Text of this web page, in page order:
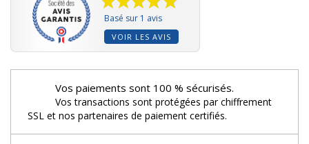
Basé sur 1 avis
VOIR LES AVIS
Vos paiements sont 100 % sécurisés.
Vos transactions sont protégées par chiffrement
SSL et nos partenaires de paiement certifiés.